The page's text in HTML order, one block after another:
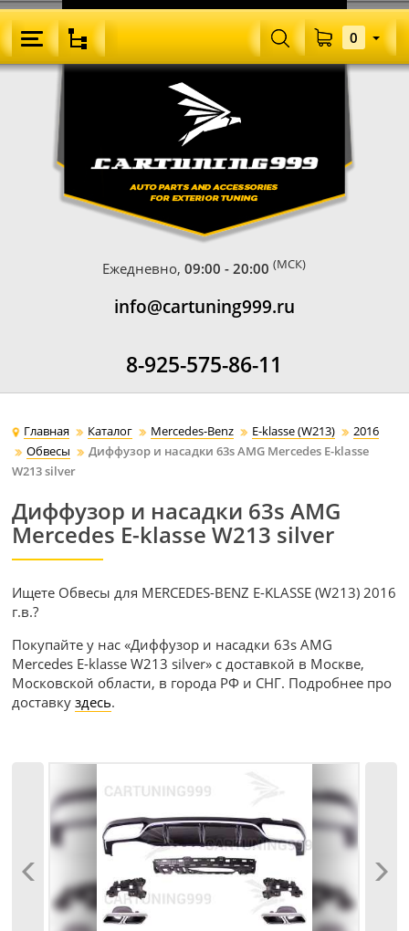
Ежедневно,09:00 - 20:00 (МСК)
info@cartuning999.ru
8-925-575-86-11
0
Главная Каталог Mercedes-Benz E-klasse (W213)
2016
Обвесы
Диффузор и насадки 63s AMG Mercedes E-klasse
W213 silver
Диффузор и насадки 63s AMG
Mercedes E-klasse W213 silver
Ищете Обвесы для MERCEDES-BENZ E-KLASSE (W213) 2016
г.в.?
Покупайте у нас «Диффузор и насадки 63s AMG
Mercedes E-klasse W213 silver» с доставкой в Москве,
Московской области, в города РФ и СНГ. Подробнее про
доставкуздесь.